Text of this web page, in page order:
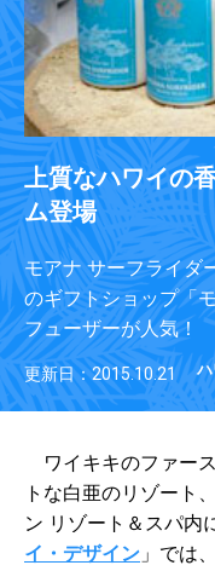
上質なハワイの
ム登場
モアナ サーフライダ
のギフトショップ「
フューザーが人気！
更新日：2015.10.21
ワイキキのファー
トな白亜のリゾート
ン リゾート＆スパ内
イ・デザイン 」では